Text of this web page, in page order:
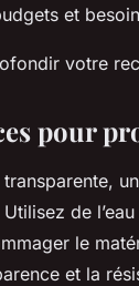
et
votre
pour
de
le
et la